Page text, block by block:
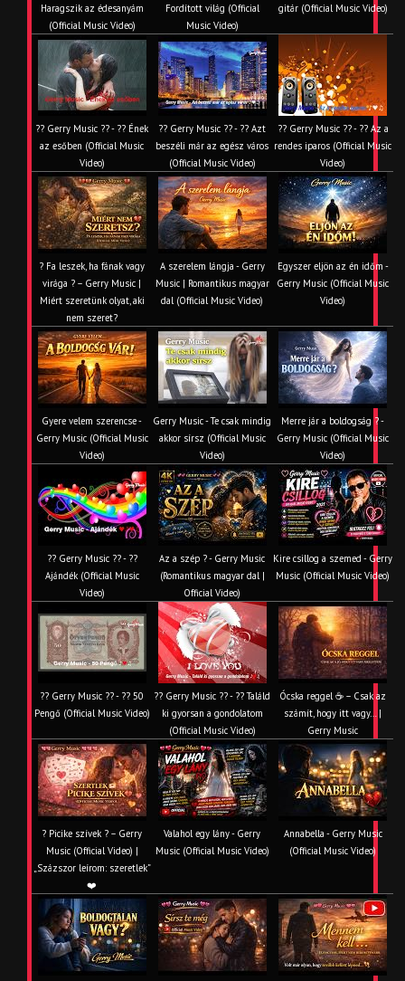
Haragszik az édesanyám
(Official Music Video)
Fordított világ (Official
Music Video)
gitár (Official Music Video)
?? Gerry Music ?? - ?? Ének
az esőben (Official Music
Video)
?? Gerry Music ?? - ?? Azt
beszéli már az egész város
(Official Music Video)
?? Gerry Music ?? - ?? Az a
rendes iparos (Official Music
Video)
? Fa leszek, ha fának vagy
virága ? – Gerry Music |
Miért szeretünk olyat, aki
nem szeret?
A szerelem lángja - Gerry
Music | Romantikus magyar
dal (Official Music Video)
Egyszer eljön az én időm -
Gerry Music (Official Music
Video)
Gyere velem szerencse -
Gerry Music (Official Music
Video)
Gerry Music - Te csak mindig
akkor sírsz (Official Music
Video)
Merre jár a boldogság ? -
Gerry Music (Official Music
Video)
?? Gerry Music ?? - ??
Ajándék (Official Music
Video)
Az a szép ? - Gerry Music
(Romantikus magyar dal |
Official Video)
Kire csillog a szemed - Gerry
Music (Official Music Video)
?? Gerry Music ?? - ?? 50
Pengő (Official Music Video)
?? Gerry Music ?? - ?? Találd
ki gyorsan a gondolatom
(Official Music Video)
Ócska reggel ☕ – Csak az
számít, hogy itt vagy… |
Gerry Music
? Picike szívek ? – Gerry
Music (Official Video) |
„Százszor leírom: szeretlek”
❤️
Valahol egy lány - Gerry
Music (Official Music Video)
Annabella - Gerry Music
(Official Music Video)